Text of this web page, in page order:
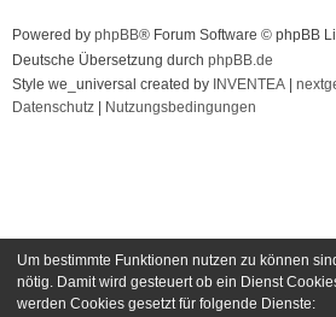
Powered by phpBB® Forum Software © phpBB
Deutsche Übersetzung durch phpBB.de
Style we_universal created by INVENTEA
Datenschutz
Nutzungsbedingungen
Um bestimmte Funktionen nutzen zu können
nötig. Damit wird gesteuert ob ein Dienst
werden Cookies gesetzt für folgende Dienste: